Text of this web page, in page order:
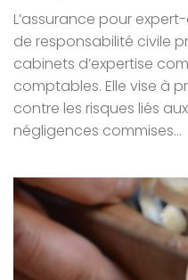
L’assurance pour
de responsabilité civile
cabinets d’expertise
comptables. Elle vise à
contre les risques liés
négligences commises...